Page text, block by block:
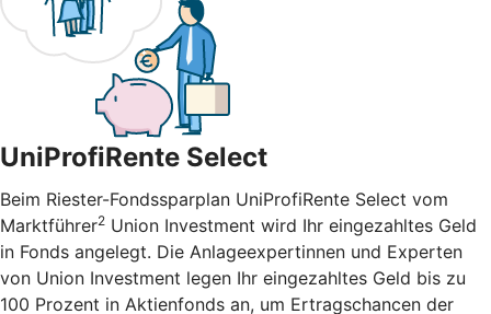
UniProfiRente Select
Beim Riester-Fondssparplan UniProfiRente Select vom
Marktführer2 Union Investment wird Ihr eingezahltes Geld
in Fonds angelegt. Die Anlageexpertinnen und Experten
von Union Investment legen Ihr eingezahltes Geld bis zu
100 Prozent in Aktienfonds an, um Ertragschancen der